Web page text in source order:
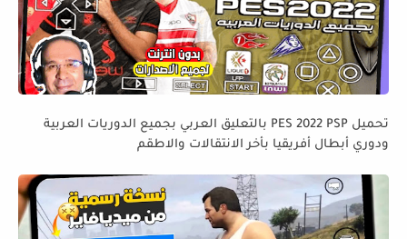
تحميل PES 2022 PSP بالتعليق العربي بجميع الدوريات العربية
ودوري أبطال أفريقيا بأخر الانتقالات والاطقم